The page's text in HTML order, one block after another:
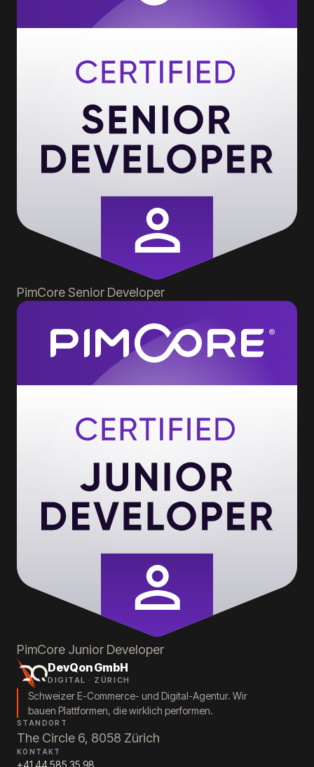
PimCore Senior Developer
PimCore Junior Developer
DevQon GmbH
DIGITAL · ZÜRICH
Schweizer E-Commerce- und Digital-Agentur. Wir
bauen Plattformen, die wirklich performen.
STANDORT
The Circle 6, 8058 Zürich
KONTAKT
+41 44 585 35 98